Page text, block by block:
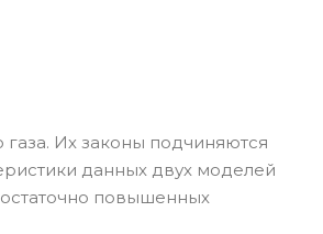
Их законы подчиняются
данных двух моделей
повышенных